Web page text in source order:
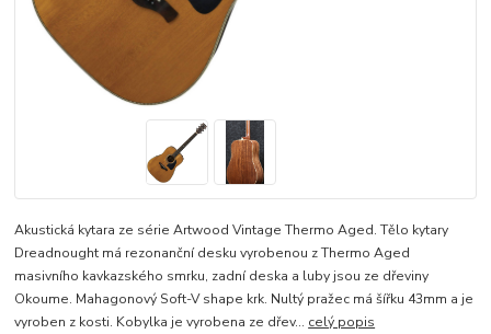
Akustická kytara ze série Artwood Vintage Thermo Aged. Tělo kytary
Dreadnought má rezonanční desku vyrobenou z Thermo Aged
masivního kavkazského smrku, zadní deska a luby jsou ze dřeviny
Okoume. Mahagonový Soft-V shape krk. Nultý pražec má šířku 43mm a je
vyroben z kosti. Kobylka je vyrobena ze dřev... celý popis